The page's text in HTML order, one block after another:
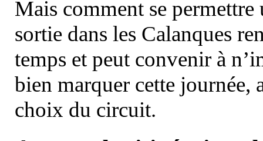
Mais comment se permettre
sortie dans les Calanques
temps et peut convenir à
bien marquer cette journée,
choix du circuit.